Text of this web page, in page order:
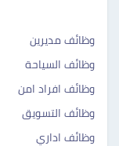
وظائف مديرين
وظائف السياحة
وظائف افراد امن
وظائف التسويق
وظائف اداري